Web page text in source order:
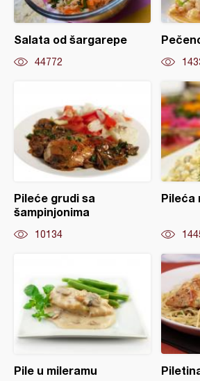
Salata od šargarepe
44772
Pileće grudi sa
šampinjonima
10134
Pileća
Pile u mileramu